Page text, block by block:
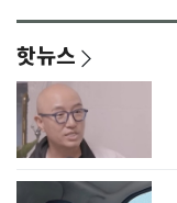
핫뉴스